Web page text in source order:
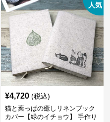
人気
¥4,720 (税込)
猫と葉っぱの癒しリネンブック
カバー【緑のイチョウ】 手作り